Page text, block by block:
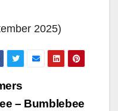
2025)
– Bumblebee